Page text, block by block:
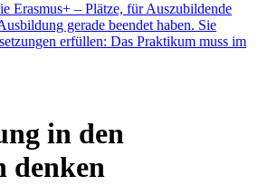
Erasmus+ – Plätze, für Auszubildende
gerade beendet haben. Sie
erfüllen: Das Praktikum muss im
in den
denken